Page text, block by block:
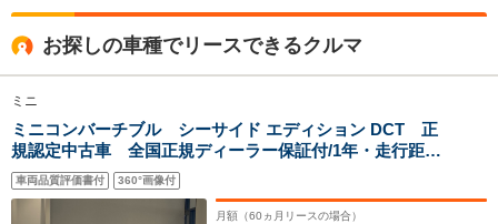
サイズ
全高
1.39m
全幅
1.69m
全長
3.72m～3.75m
全高
1.41m～1.42m
全幅
1.78m
全長
お探しの車種でリースできるクルマ
ミニ
ミニコンバーチブル シーサイド エディション DCT 正
規認定中古車 全国正規ディーラー保証付/1年・走行距離
無制限 シートヒーター アクティブクルーズコントロ
ール ワイヤレス充電 アイドリングストップ Apple
Carplay ワンオーナー バックカメラ
車両品質評価書付 360°画像付
月額（60 ヵ月リースの場合）